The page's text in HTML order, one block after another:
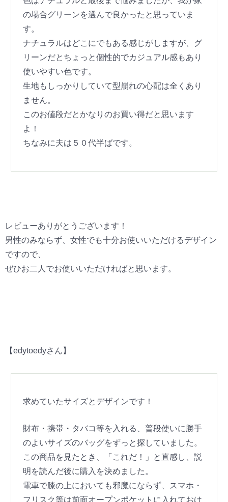
の場合グリーンを選んで良かったと思っていま
す。
ナチュラルはどこにでもある感じがしますが、グ
リーンだとちょっと個性的でカジュアル感もあり
使いやすい色です。
生地もしっかりしていて型崩れの心配は全くあり
ません。
このお値段だとかなりのお買い得だと思います
よ！
ちなみに夫は５０代半ばです。
レビューありがとうございます！
男性のみならず、女性でも十分お使いいただけるデザイン
ですので、
ぜひお二人でお使いいただければと思います。
【edytoedyさん】
求めていたサイズとデザインです！
財布・携帯・タバコ等を入れる、普段使いに勝手
のよいサイズのバッグをずっと探していました。
この商品を見たとき、「これだ！」と直感し、説
明を読んだ後に購入を決めました。
電車で膝の上においても邪魔にならず、スマホ・
フリスク等は前面オープンポケットに入れておけ